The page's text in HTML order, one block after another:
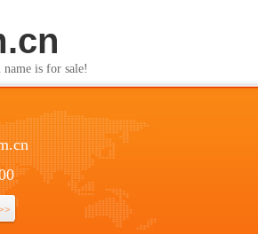
is for sale!